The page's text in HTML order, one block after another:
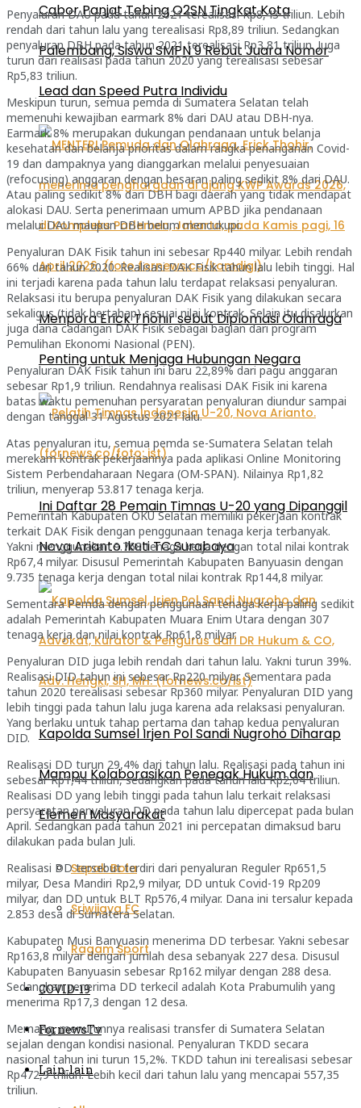
Cabor Panjat Tebing O2SN Tingkat Kota
Palembang, Siswa SMPN 9 Rebut Juara Nomor
Lead dan Speed Putra Individu
Menpora Erick Thohir sebut Diplomasi Olahraga
Penting untuk Menjaga Hubungan Negara
Ini Daftar 28 Pemain Timnas U-20 yang Dipanggil
Nova Arianto Ikuti TC Surabaya
Kapolda Sumsel Irjen Pol Sandi Nugroho Diharap
Mampu Kolaborasikan Penegak Hukum dan
Elemen Masyarakat
Sepak Bola
Sriwijaya FC
Ragam Sport
COVID-19
FornewsTv
Lain-lain
Penyaluran DAU pada tahun 2021 terealisasi Rp8,43 triliun. Lebih
rendah dari tahun lalu yang terealisasi Rp8,89 triliun. Sedangkan
penyaluran DBH pada tahun 2021 terealisasi Rp3,81 triliun. Juga
turun dari realisasi pada tahun 2020 yang terealisasi sebesar
Rp5,83 triliun.
Meskipun turun, semua pemda di Sumatera Selatan telah
memenuhi kewajiban earmark 8% dari DAU atau DBH-nya.
Earmark 8% merupakan dukungan pendanaan untuk belanja
kesehatan dan belanja prioritas dalam rangka penanganan Covid-
19 dan dampaknya yang dianggarkan melalui penyesuaian
(refocusing) anggaran dengan besaran paling sedikit 8% dari DAU.
Atau paling sedikit 8% dari DBH bagi daerah yang tidak mendapat
alokasi DAU. Serta penerimaan umum APBD jika pendanaan
melalui DAU maupun DBH belum mencukupi.
Penyaluran DAK Fisik tahun ini sebesar Rp440 milyar. Lebih rendah
66% dari tahun 2020. Realisasi DAK Fisik tahun lalu lebih tinggi. Hal
ini terjadi karena pada tahun lalu terdapat relaksasi penyaluran.
Relaksasi itu berupa penyaluran DAK Fisik yang dilakukan secara
sekaligus (tidak bertahap) sesuai nilai kontrak. Selain itu disalurkan
juga dana cadangan DAK Fisik sebagai bagian dari program
Pemulihan Ekonomi Nasional (PEN).
Penyaluran DAK Fisik tahun ini baru 22,89% dari pagu anggaran
sebesar Rp1,9 triliun. Rendahnya realisasi DAK Fisik ini karena
batas waktu pemenuhan persyaratan penyaluran diundur sampai
dengan tanggal 31 Agustus 2021 lalu.
Atas penyaluran itu, semua pemda se-Sumatera Selatan telah
merekam kontrak pekerjaannya pada aplikasi Online Monitoring
Sistem Perbendaharaan Negara (OM-SPAN). Nilainya Rp1,82
triliun, menyerap 53.817 tenaga kerja.
Pemerintah Kabupaten OKU Selatan memiliki pekerjaan kontrak
terkait DAK Fisik dengan penggunaan tenaga kerja terbanyak.
Yakni menggunakan 9.768 tenaga kerja dengan total nilai kontrak
Rp67,4 milyar. Disusul Pemerintah Kabupaten Banyuasin dengan
9.735 tenaga kerja dengan total nilai kontrak Rp144,8 milyar.
Sementara Pemda dengan penggunaan tenaga kerja paling sedikit
adalah Pemerintah Kabupaten Muara Enim Utara dengan 307
tenaga kerja dan nilai kontrak Rp61,8 milyar.
Penyaluran DID juga lebih rendah dari tahun lalu. Yakni turun 39%.
Realisasi DID tahun ini sebesar Rp220 milyar. Sementara pada
tahun 2020 terealisasi sebesar Rp360 milyar. Penyaluran DID yang
lebih tinggi pada tahun lalu juga karena ada relaksasi penyaluran.
Yang berlaku untuk tahap pertama dan tahap kedua penyaluran
DID.
Realisasi DD turun 29,4% dari tahun lalu. Realisasi pada tahun ini
sebesar Rp1,44 triliun, sedangkan pada tahun lalu Rp2,04 triliun.
Realisasi DD yang lebih tinggi pada tahun lalu terkait relaksasi
persyaratan penyaluran DD pada tahun lalu dipercepat pada bulan
April. Sedangkan pada tahun 2021 ini percepatan dimaksud baru
dilakukan pada bulan Juli.
Realisasi DD tersebut terdiri dari penyaluran Reguler Rp651,5
milyar, Desa Mandiri Rp2,9 milyar, DD untuk Covid-19 Rp209
milyar, dan DD untuk BLT Rp576,4 milyar. Dana ini tersalur kepada
2.853 desa di Sumatera Selatan.
Kabupaten Musi Banyuasin menerima DD terbesar. Yakni sebesar
Rp163,8 milyar dengan jumlah desa sebanyak 227 desa. Disusul
Kabupaten Banyuasin sebesar Rp162 milyar dengan 288 desa.
Sedangkan penerima DD terkecil adalah Kota Prabumulih yang
menerima Rp17,3 dengan 12 desa.
Memang, menurunnya realisasi transfer di Sumatera Selatan
sejalan dengan kondisi nasional. Penyaluran TKDD secara
nasional tahun ini turun 15,2%. TKDD tahun ini terealisasi sebesar
Rp472,9 triliun. Lebih kecil dari tahun lalu yang mencapai 557,35
triliun.